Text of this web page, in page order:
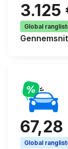
3.125
Global
67,28
Global